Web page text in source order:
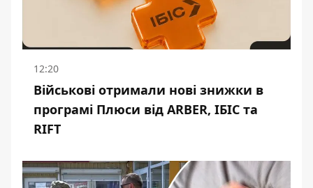
12:20
Військові отримали нові знижки в
програмі Плюси від ARBER, ІБІС та
RIFT